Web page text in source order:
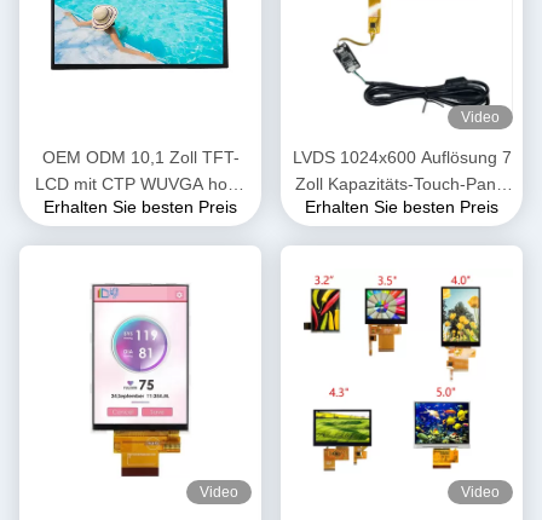
OEM ODM 10,1 Zoll TFT-
LCD mit CTP WUVGA hohe
Auflösung 1920 RGB X 1200
Erhalten Sie besten Preis
Video
LVDS 1024x600 Auflösung 7
Zoll Kapazitäts-Touch-Panel
mit CTP
Erhalten Sie besten Preis
Video Video